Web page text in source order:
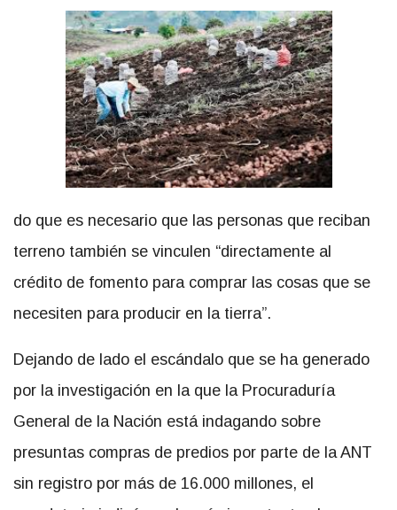
do que es necesario que las personas que reciban
terreno también se vinculen “directamente al
crédito de fomento para comprar las cosas que se
necesiten para producir en la tierra”.
Dejando de lado el escándalo que se ha generado
por la investigación en la que la Procuraduría
General de la Nación está indagando sobre
presuntas compras de predios por parte de la ANT
sin registro por más de 16.000 millones, el